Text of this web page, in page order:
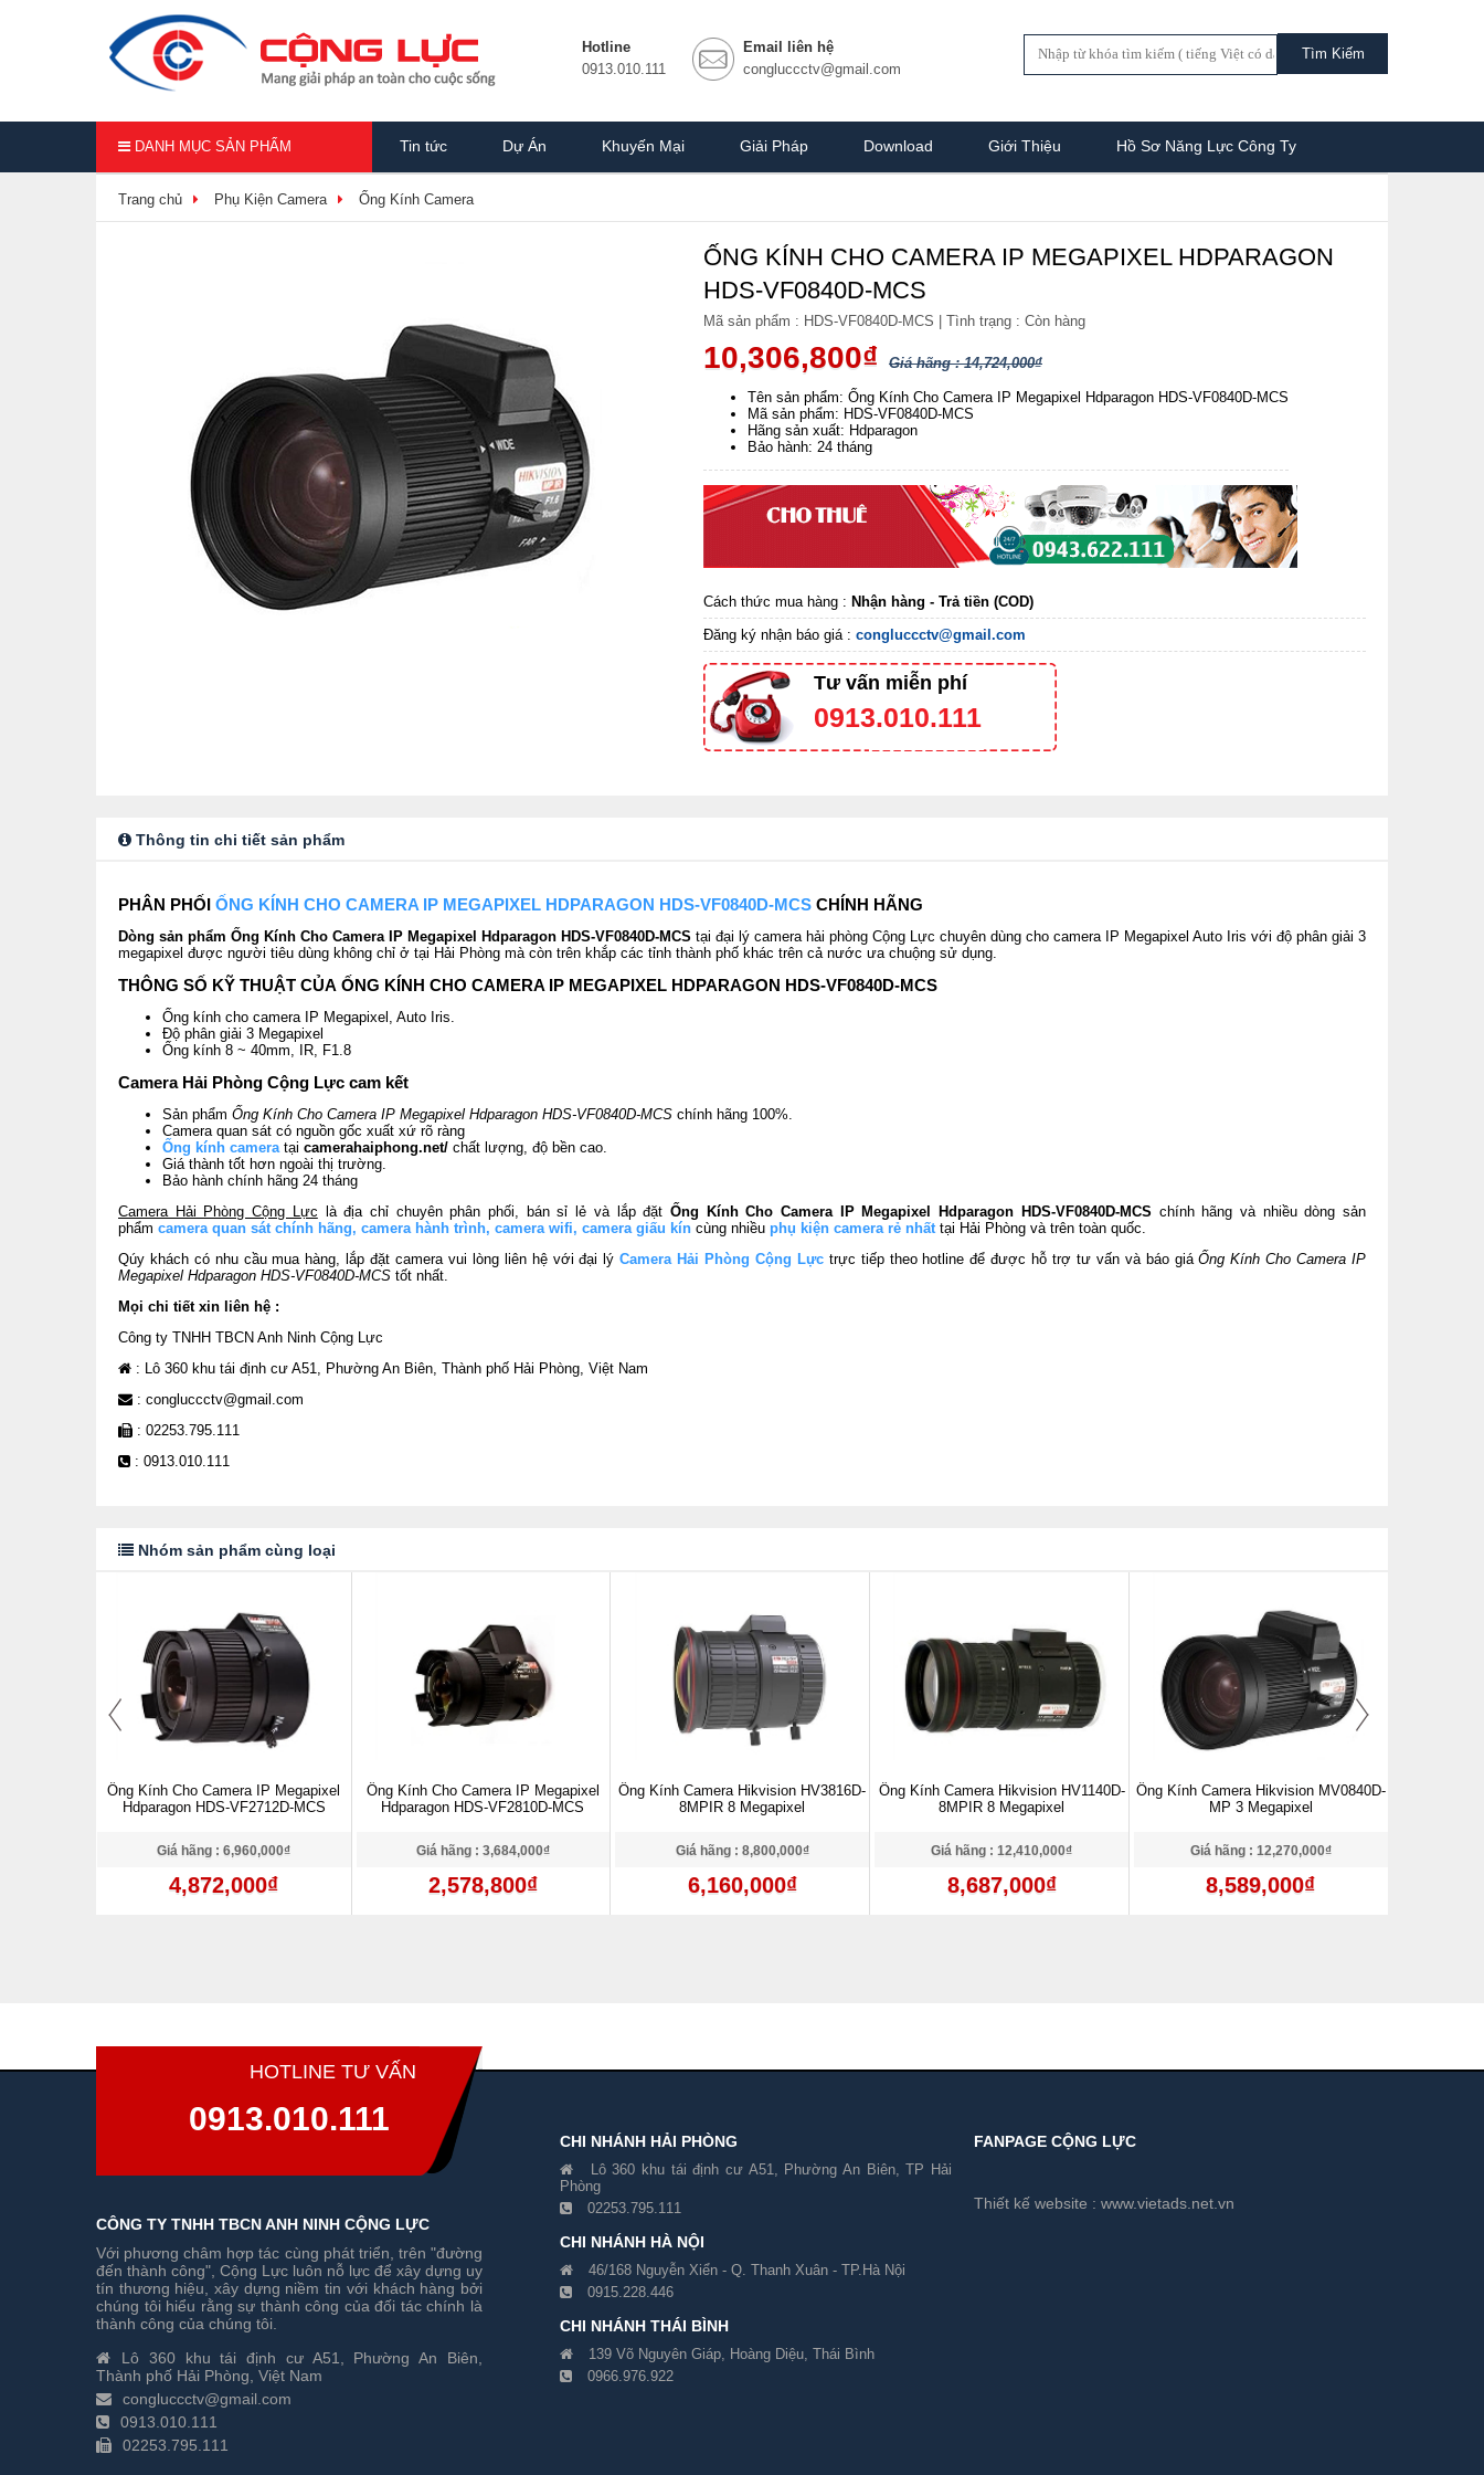
Hotline
0913.010.111
Email liên hệ
congluccctv@gmail.com
DANH MỤC SẢN PHẨM Tin tức Dự Án Khuyến Mại Giải Pháp Download Giới Thiệu Hồ Sơ Năng Lực Công Ty
Trang chủ Phụ Kiện Camera Ống Kính Camera
ỐNG KÍNH CHO CAMERA IP MEGAPIXEL HDPARAGON
HDS-VF0840D-MCS
Mã sản phẩm : HDS-VF0840D-MCS | Tình trạng : Còn hàng
10,306,800₫ Giá hãng : 14,724,000₫
Tên sản phẩm: Ống Kính Cho Camera IP Megapixel Hdparagon HDS-VF0840D-MCS
Mã sản phẩm: HDS-VF0840D-MCS
Hãng sản xuất: Hdparagon
Bảo hành: 24 tháng
Cách thức mua hàng : Nhận hàng - Trả tiền (COD)
Đăng ký nhận báo giá : congluccctv@gmail.com
Tư vấn miễn phí
0913.010.111
Thông tin chi tiết sản phẩm
PHÂN PHỐI ỐNG KÍNH CHO CAMERA IP MEGAPIXEL HDPARAGON HDS-VF0840D-MCS CHÍNH HÃNG
Dòng sản phẩm Ống Kính Cho Camera IP Megapixel Hdparagon HDS-VF0840D-MCS tại đại lý camera hải phòng Cộng Lực chuyên dùng cho camera IP Megapixel Auto Iris với độ phân giải 3
megapixel được người tiêu dùng không chỉ ở tại Hải Phòng mà còn trên khắp các tỉnh thành phố khác trên cả nước ưa chuộng sử dụng.
THÔNG SỐ KỸ THUẬT CỦA ỐNG KÍNH CHO CAMERA IP MEGAPIXEL HDPARAGON HDS-VF0840D-MCS
Ống kính cho camera IP Megapixel, Auto Iris.
Độ phân giải 3 Megapixel
Ống kính 8 ~ 40mm, IR, F1.8
Camera Hải Phòng Cộng Lực cam kết
Sản phẩm Ống Kính Cho Camera IP Megapixel Hdparagon HDS-VF0840D-MCS chính hãng 100%.
Camera quan sát có nguồn gốc xuất xứ rõ ràng
Ống kính cameratại camerahaiphong.net/ chất lượng, độ bền cao.
Giá thành tốt hơn ngoài thị trường.
Bảo hành chính hãng 24 tháng
Camera Hải Phòng Cộng Lực là địa chỉ chuyên phân phối, bán sỉ lẻ và lắp đặt Ống Kính Cho Camera IP Megapixel Hdparagon HDS-VF0840D-MCS chính hãng và nhiều dòng sản
phẩm camera quan sát chính hãng, camera hành trình, camera wifi, camera giấu kín cùng nhiều phụ kiện camera rẻ nhấttại Hải Phòng và trên toàn quốc.
Qúy khách có nhu cầu mua hàng, lắp đặt camera vui lòng liên hệ với đại lýCamera Hải Phòng Cộng Lực trực tiếp theo hotline để được hỗ trợ tư vấn và báo giáỐng Kính Cho Camera IP
Megapixel Hdparagon HDS-VF0840D-MCS tốt nhất.
Mọi chi tiết xin liên hệ :
Công ty TNHH TBCN Anh Ninh Cộng Lực
: Lô 360 khu tái định cư A51, Phường An Biên, Thành phố Hải Phòng, Việt Nam
: congluccctv@gmail.com
: 02253.795.111
: 0913.010.111
Nhóm sản phẩm cùng loại
Ống Kính Cho Camera IP Megapixel
Hdparagon HDS-VF2712D-MCS
Giá hãng : 6,960,000₫
4,872,000₫
Ống Kính Cho Camera IP Megapixel
Hdparagon HDS-VF2810D-MCS
Giá hãng : 3,684,000₫
2,578,800₫
Ống Kính Camera Hikvision HV3816D-
8MPIR 8 Megapixel
Giá hãng : 8,800,000₫
6,160,000₫
Ống Kính Camera Hikvision HV1140D-
8MPIR 8 Megapixel
Giá hãng : 12,410,000₫
8,687,000₫
Ống Kính Camera Hikvision MV0840D-
MP 3 Megapixel
Giá hãng : 12,270,000₫
8,589,000₫
HOTLINE TƯ VẤN
0913.010.111
CÔNG TY TNHH TBCN ANH NINH CỘNG LỰC
Với phương châm hợp tác cùng phát triển, trên "đường
đến thành công", Cộng Lực luôn nỗ lực để xây dựng uy
tín thương hiệu, xây dựng niềm tin với khách hàng bởi
chúng tôi hiểu rằng sự thành công của đối tác chính là
thành công của chúng tôi.
Lô 360 khu tái định cư A51, Phường An Biên,
Thành phố Hải Phòng, Việt Nam
congluccctv@gmail.com
0913.010.111
02253.795.111
CHI NHÁNH HẢI PHÒNG
Lô 360 khu tái định cư A51, Phường An Biên, TP Hải
Phòng
02253.795.111
CHI NHÁNH HÀ NỘI
46/168 Nguyễn Xiển - Q. Thanh Xuân - TP.Hà Nội
0915.228.446
CHI NHÁNH THÁI BÌNH
139 Võ Nguyên Giáp, Hoàng Diệu, Thái Bình
0966.976.922
FANPAGE CỘNG LỰC
Thiết kế website : www.vietads.net.vn